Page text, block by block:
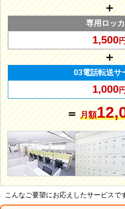
＋
専用ロッ
1,500円
＋
03電話転送サ
1,000円
＝ 月額
こんなご要望にお応えしたサービスで